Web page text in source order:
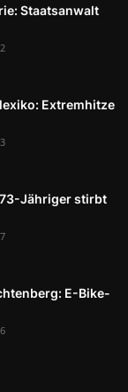
Staatsanwalt
Extremhitze
Jähriger stirbt
E-Bike-